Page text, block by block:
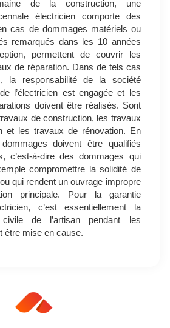
de la construction, une
électricien comporte des
cas de dommages matériels ou
remarqués dans les 10 années
permettent de couvrir les
de réparation. Dans de tels cas
la responsabilité de la société
l’électricien est engagée et les
doivent être réalisés. Sont
de construction, les travaux
et les travaux de rénovation. En
doivent être qualifiés
c’est-à-dire des dommages qui
compromettre la solidité de
qui rendent un ouvrage impropre
principale. Pour la garantie
c’est essentiellement la
civile de l’artisan pendant les
être mise en cause.